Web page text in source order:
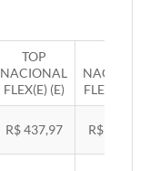
TOP
NACIONAL
FLEX(E) (E)
NACIONAL
FLEX(Q) (A)
R$ 437,97 R$ 451,33